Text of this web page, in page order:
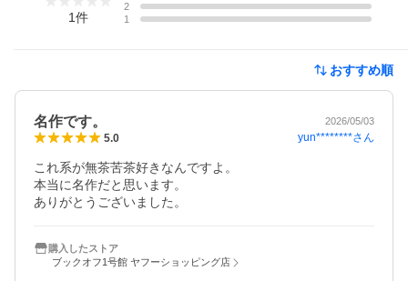
1件
2
1
おすすめ順
名作です。 2026/05/03
5.0 yun********さん
これ系が無茶苦茶好きなんですよ。
本当に名作だと思います。
ありがとうございました。
購入したストア
ブックオフ1号館 ヤフーショッピング店